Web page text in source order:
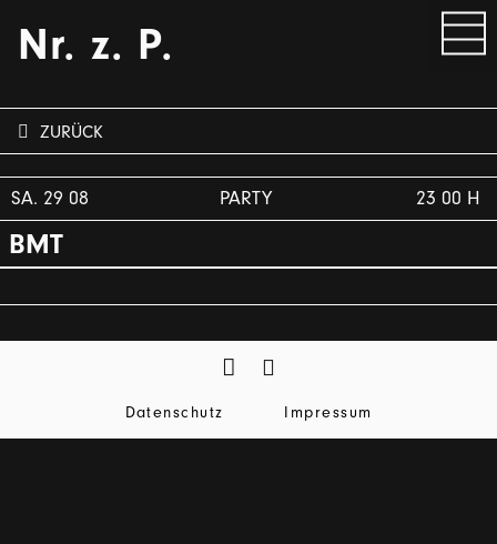
Nr. z. P.
ZURÜCK
SA. 29 08 PARTY 23 00 H
BMT
Datenschutz Impressum